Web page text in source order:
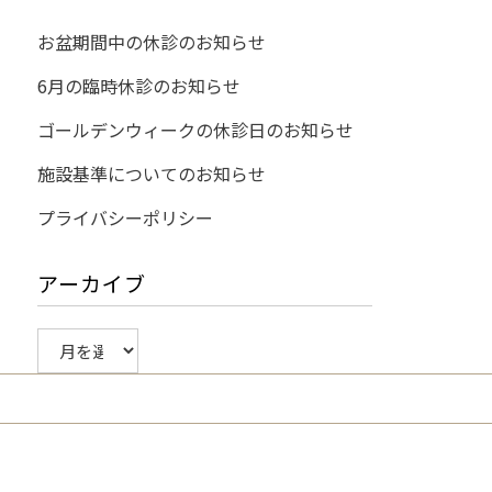
お盆期間中の休診のお知らせ
6月の臨時休診のお知らせ
ゴールデンウィークの休診日のお知らせ
施設基準についてのお知らせ
プライバシーポリシー
アーカイブ
ー
イ